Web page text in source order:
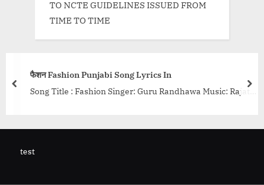
TO NCTE GUIDELINES ISSUED FROM
TIME TO TIME
Randhawa Music: Rajat
fashion-
हुं-Hamne Tumko Dekha
Song Details Movie: Khel
prev
test